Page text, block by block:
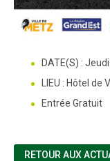
DATE(S) :
LIEU : Hôtel de
Entrée Gratuit
RETOUR AUX